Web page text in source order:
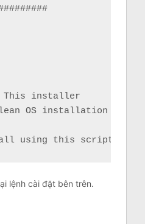
installer
OS installation only!
using this script.
lệnh cài đặt bên trên.